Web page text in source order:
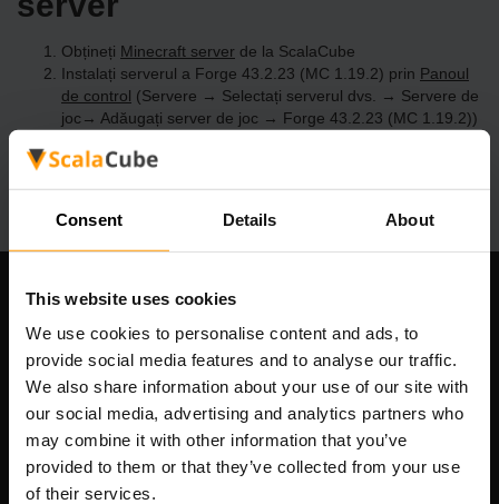
Consent Details About
This website uses cookies
We use cookies to personalise content and ads, to
provide social media features and to analyse our traffic.
We also share information about your use of our site with
our social media, advertising and analytics partners who
may combine it with other information that you’ve
provided to them or that they’ve collected from your use
of their services.
Obțineți Minecraft server de la ScalaCube
Instalați serverul a Forge 43.2.23 (MC 1.19.2) prin Panoul
de control (Servere → Selectați serverul dvs. → Servere de
joc→ Adăugați server de joc → Forge 43.2.23 (MC 1.19.2))
Compania noastră
Scalable Hosting Solutions OÜ
Cod de înregistrare: 14652605
cod fiscal: EE102133820
Adresă: Harju maakond, Tallinn, Kesklinna linnaosa,